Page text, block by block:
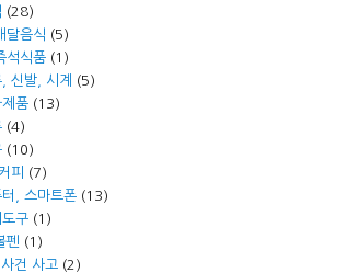
(28)
달음식 (5)
석식품(1)
신발, 시계
(5)
제품(13)
(4)
(10)
피
(7)
터, 스마트폰(13)
도구(1)
펜 (1)
건 사고 (2)